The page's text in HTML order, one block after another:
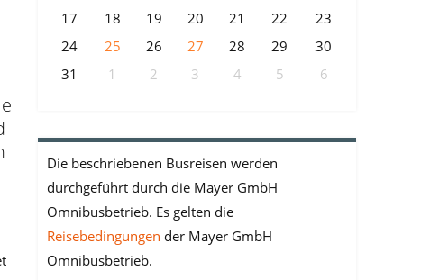
17
18 19 20 21 22
23
24
25 26 27 28 29
30
31
1 2 3 4 5 6
Die beschriebenen Busreisen werden
durchgeführt durch die Mayer GmbH
Omnibusbetrieb. Es gelten die
Reisebedingungen der Mayer GmbH
Omnibusbetrieb.